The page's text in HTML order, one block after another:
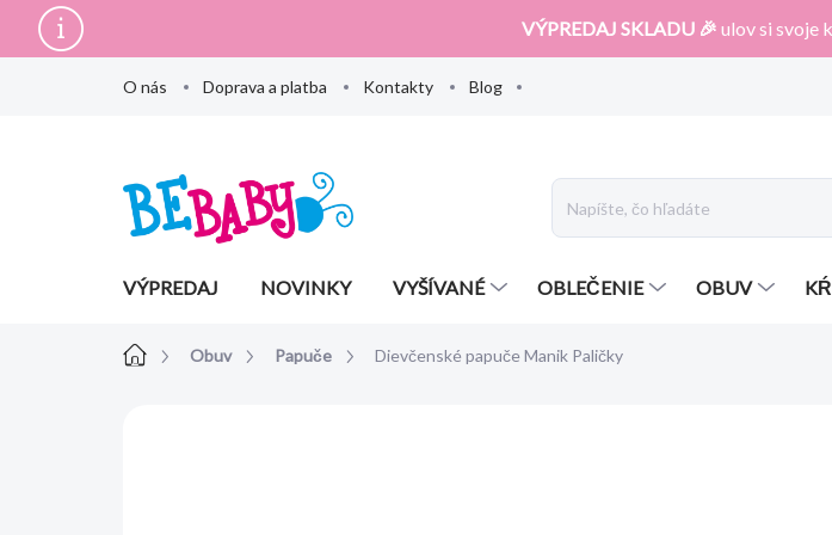
obsah
VÝPREDAJ SKLADU 🎉 ulov si svoje
O nás Doprava a platba Kontakty Blog
VÝPREDAJ NOVINKY VYŠÍVANÉ OBLEČENIE OBUV
DomovObuv Papuče Dievčenské papuče Manik Paličky